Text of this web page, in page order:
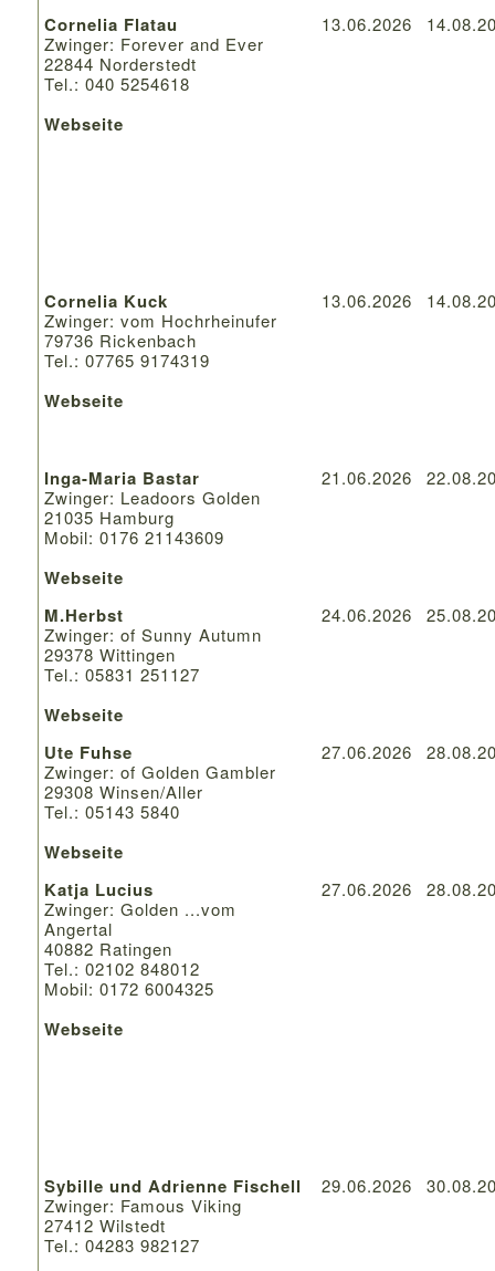
Cornelia Flatau
Zwinger: Forever and Ever
22844 Norderstedt
Tel.: 040 5254618
Webseite
13.06.2026
Cornelia Kuck
Zwinger: vom Hochrheinufer
79736 Rickenbach
Tel.: 07765 9174319
Webseite
13.06.2026
Inga-Maria Bastar
Zwinger: Leadoors Golden
21035 Hamburg
Mobil: 0176 21143609
Webseite
21.06.2026
M.Herbst
Zwinger: of Sunny Autumn
29378 Wittingen
Tel.: 05831 251127
Webseite
24.06.2026
Ute Fuhse
Zwinger: of Golden Gambler
29308 Winsen/Aller
Tel.: 05143 5840
Webseite
27.06.2026
Katja Lucius
Zwinger: Golden ...vom
Angertal
40882 Ratingen
Tel.: 02102 848012
Mobil: 0172 6004325
Webseite
27.06.2026
Sybille und Adrienne Fischell
Zwinger: Famous Viking
27412 Wilstedt
Tel.: 04283 982127
29.06.2026